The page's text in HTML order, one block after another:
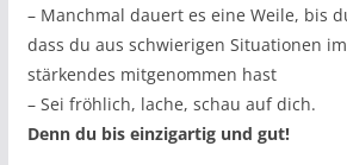
– Manchmal dauert es eine Weile, bis
dass du aus schwierigen Situationen
stärkendes mitgenommen hast
– Sei fröhlich, lache, schau auf dich.
Denn du bis einzigartig und gut!